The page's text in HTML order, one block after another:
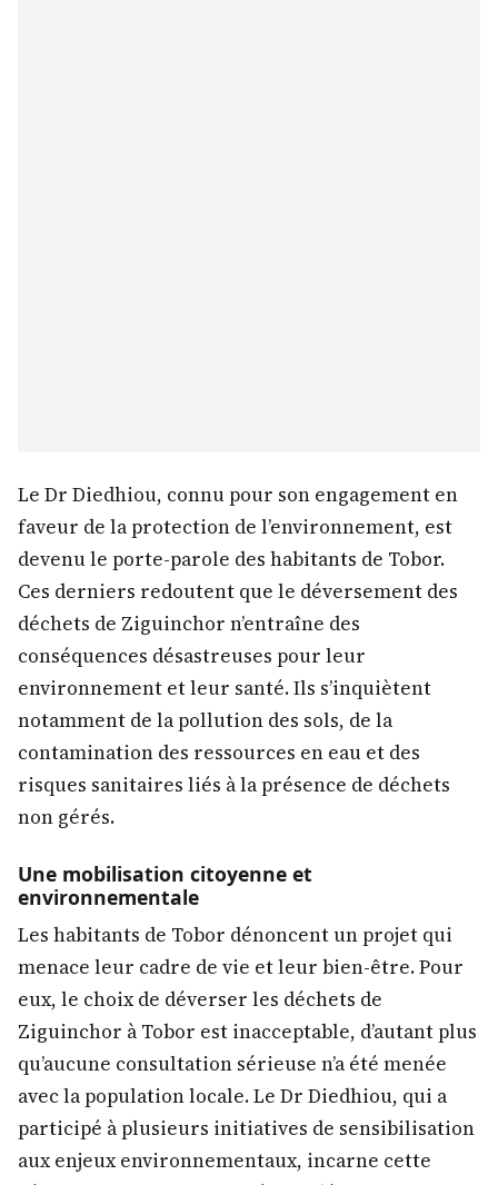
Le Dr Diedhiou, connu pour son engagement en
faveur de la protection de l’environnement, est
devenu le porte-parole des habitants de Tobor.
Ces derniers redoutent que le déversement des
déchets de Ziguinchor n’entraîne des
conséquences désastreuses pour leur
environnement et leur santé. Ils s’inquiètent
notamment de la pollution des sols, de la
contamination des ressources en eau et des
risques sanitaires liés à la présence de déchets
non gérés.
Une mobilisation citoyenne et
environnementale
Les habitants de Tobor dénoncent un projet qui
menace leur cadre de vie et leur bien-être. Pour
eux, le choix de déverser les déchets de
Ziguinchor à Tobor est inacceptable, d’autant plus
qu’aucune consultation sérieuse n’a été menée
avec la population locale. Le Dr Diedhiou, qui a
participé à plusieurs initiatives de sensibilisation
aux enjeux environnementaux, incarne cette